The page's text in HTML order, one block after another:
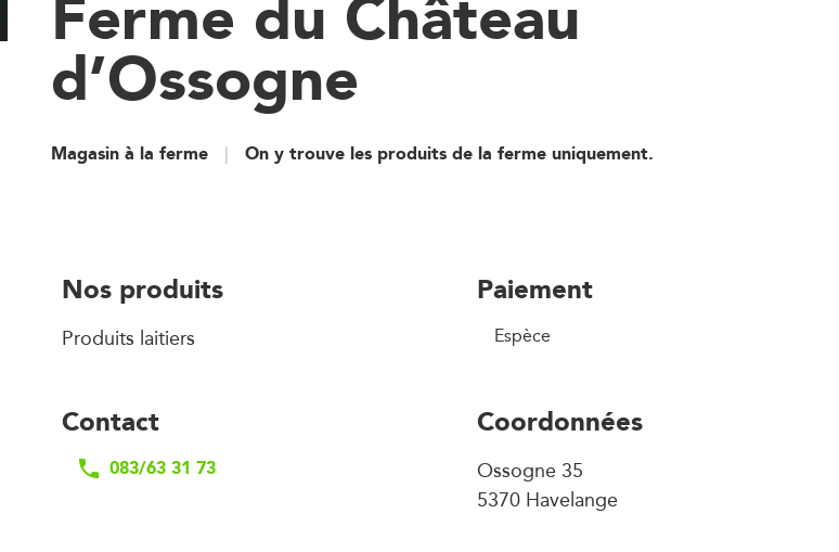
d’Ossogne
Magasin à la ferme On y trouve les produits de la ferme uniquement.
Nos produits
Produits laitiers
Paiement
Espèce
Contact
083/63 31 73
Coordonnées
Ossogne 35
5370 Havelange